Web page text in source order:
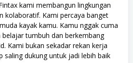
kami membangun lingkungan
kolaboratif. Kami percaya banget
kayak kamu. Kamu nggak cuma
tumbuh dan berkembang
Kami bukan sekadar rekan kerja
saling dukung untuk jadi lebih baik